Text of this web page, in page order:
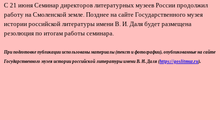
С 21 июня Семинар директоров литературных музеев России продолжил
работу на Смоленской земле. Позднее на сайте Государственного музея
истории российской литературы имени В. И. Даля будет размещена
резолюция по итогам работы семинара.
При подготовке публикации использованы материалы (текст и фотографии), опубликованные на сайте
Государственного музея истории российской литературы имени В. И. Даля (https://goslitmuz.ru).